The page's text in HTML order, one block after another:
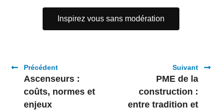
Inspirez vous sans modération
Précédent
Ascenseurs :
coûts, normes et
enjeux
Suivant
PME de la
construction :
entre tradition et